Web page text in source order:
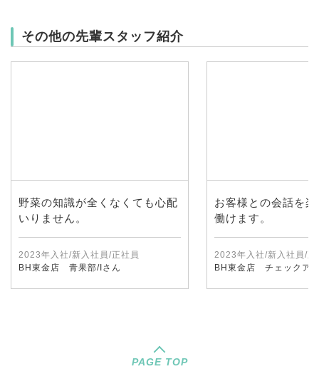
その他の先輩スタッフ紹介
野菜の知識が全くなくても心配
いりません。
2023年入社/新入社員/正社員
BH東金店 青果部/Iさん
お客様との会話を
働けます。
2023年入社/新入社員/正
BH東金店 チェックア
PAGE TOP